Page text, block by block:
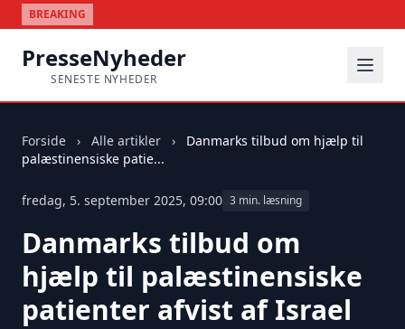
BREAKING
PresseNyheder
SENESTE NYHEDER
Forside › Alle artikler ›
Danmarks tilbud om hjælp til
palæstinensiske patie...
fredag, 5. september 2025, 09:00 3 min. læsning
Danmarks tilbud om
hjælp til palæstinensiske
patienter afvist af Israel